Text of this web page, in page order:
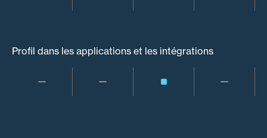
Profil dans les applications et les intégrations